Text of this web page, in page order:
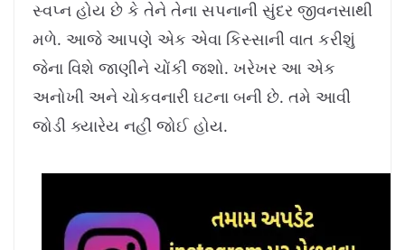
સ્વપ્ન હોય છે કે તેને તેના સપનાની સુંદર જીવનસાથી
મળે. આજે આપણે એક એવા કિસ્સાની વાત કરીશું
જેના વિશે જાણીને ચોંકી જશો. ખરેખર આ એક
અનોખી અને ચોકવનારી ઘટના બની છે. તમે આવી
જોડી ક્યારેય નહીં જોઈ હોય.